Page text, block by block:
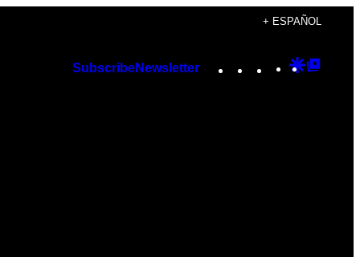
+ ESPAÑOL
SubscribeNewsletter Instagram
TikTok
YouTube
Google